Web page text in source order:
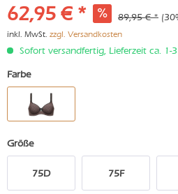
62,95 € * 89,95 € *
inkl. MwSt. zzgl. Versandkosten
Sofort versandfertig, Lieferzeit ca. 1-
Farbe
Größe
75D 75F